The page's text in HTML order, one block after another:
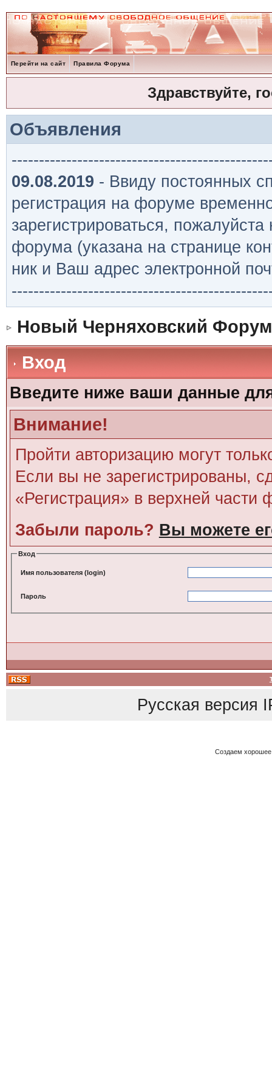
Перейти на сайт Правила Форума
Здравствуйте,
Объявления
09.08.2019 - Ввиду постоянных
регистрация на форуме
зарегистрироваться,
форума (указана на странице
ник и Ваш адрес электронной
Новый Черняховский Форум
Вход
Введите ниже ваши данные
Внимание!
Пройти авторизацию могут
Если вы не зарегистрированы,
«Регистрация» в верхней части
Забыли пароль? Вы можете
Вход
Имя пользователя (login)
Пароль
Русская версия
Создаем